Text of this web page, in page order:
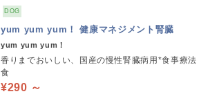
DOG
yum yum yum！ 健康マネジメント腎臓
yum yum yum！
香りまでおいしい、国産の慢性腎臓病用*食事療法
食
¥290 ～